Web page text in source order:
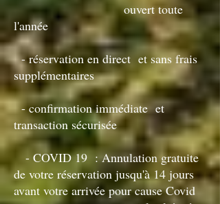
ouvert toute
l'année
- réservation en direct et sans frais
supplémentaires
- confirmation immédiate et
transaction sécurisée
- COVID 19 : Annulation gratuite
de votre réservation jusqu'à 14 jours
avant votre arrivée pour cause Covid